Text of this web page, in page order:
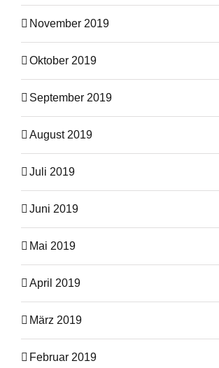
November 2019
Oktober 2019
September 2019
August 2019
Juli 2019
Juni 2019
Mai 2019
April 2019
März 2019
Februar 2019